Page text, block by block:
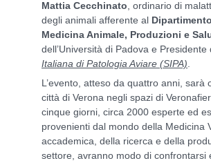
Mattia Cecchinato , ordinario di
degli animali afferente al
Medicina Animale, Produzioni e
dell’Università di Padova e Presidente
Italiana di Patologia Aviare (SIPA)
L’evento, atteso da quattro anni, sarà
città di Verona negli spazi di
cinque giorni, circa 2000 esperte ed
provenienti dal mondo della Medicina
accademica, della ricerca e della
settore, avranno modo di confrontarsi